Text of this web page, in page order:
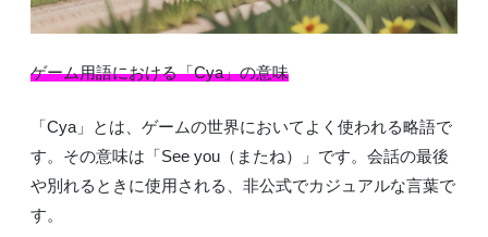
ゲーム用語における「Cya」の意味
「Cya」とは、ゲームの世界においてよく使われる略語で
す。その意味は「See you（またね）」です。会話の最後
や別れるときに使用される、非公式でカジュアルな言葉で
す。